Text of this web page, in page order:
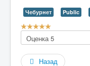
Чебурнет Public
Рейтинг:
/
Пожалуйста,
оцените
Назад